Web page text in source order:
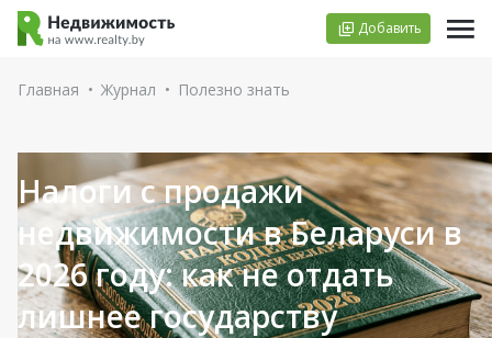
Добавить
Главная • Журнал • Полезно знать
Налоги с продажи
недвижимости в Беларуси в
2026 году: как не отдать
лишнее государству